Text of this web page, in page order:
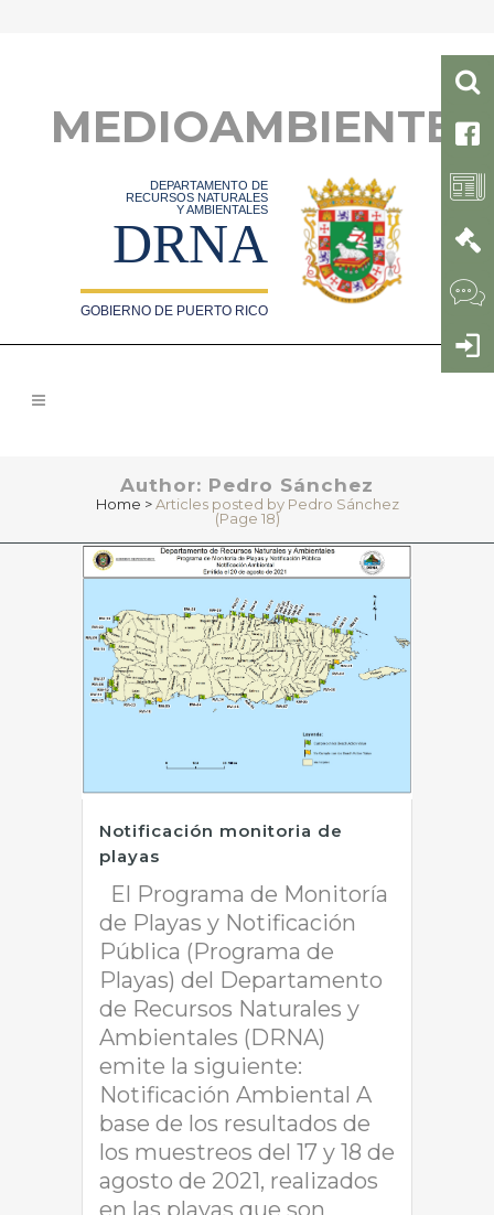
MEDIOAMBIENTE
DEPARTAMENTO DE
RECURSOS NATURALES
Y AMBIENTALES
DRNA
GOBIERNO DE PUERTO RICO
Author: Pedro Sánchez
Home >Articles posted by Pedro Sánchez
(Page 18)
Notificación monitoria de
playas
El Programa de Monitoría
de Playas y Notificación
Pública (Programa de
Playas) del Departamento
de Recursos Naturales y
Ambientales (DRNA)
emite la siguiente:
Notificación Ambiental A
base de los resultados de
los muestreos del 17 y 18 de
agosto de 2021, realizados
en las playas que son